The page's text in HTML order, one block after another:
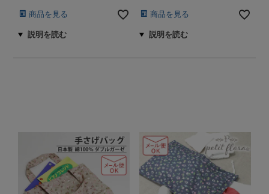
商品を見る 商品を見る